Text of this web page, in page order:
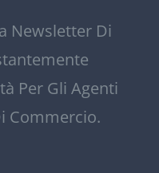
Newsletter Di
Per Gli Agenti
Commercio.